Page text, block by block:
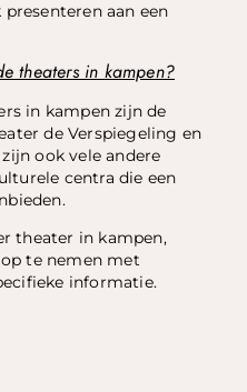
aan een
theaters in kampen?
in kampen zijn de
de Verspiegeling en
ook vele andere
centra die een
theater in kampen,
te nemen met
informatie.